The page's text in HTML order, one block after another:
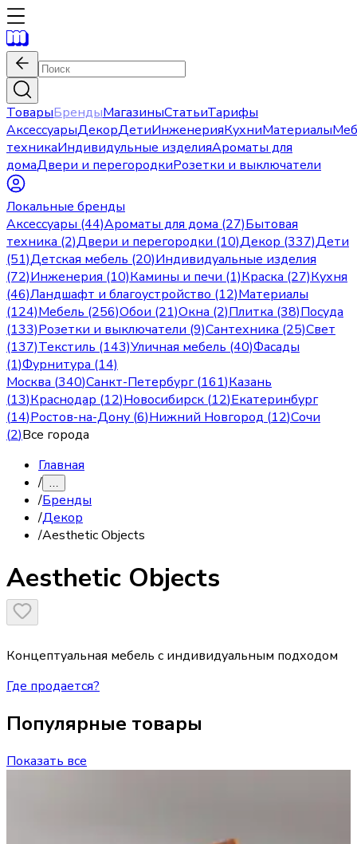
ТоварыБрендыМагазиныСтатьиТарифы
АксессуарыДекорДетиИнженерияКухниМатериалы
техникаИндивидульные изделияАроматы для
домаДвери и перегородкиРозетки и выключатели
Локальные бренды
Аксессуары (44)Ароматы для дома (27)Бытовая
техника (2)Двери и перегородки (10)Декор (337)Дети
(51)Детская мебель (20)Индивидуальные изделия
(72)Инженерия (10)Камины и печи (1)Краска (27)Кухня
(46)Ландшафт и благоустройство (12)Материалы
(124)Мебель (256)Обои (21)Окна (2)Плитка (38)Посуда
(133)Розетки и выключатели (9)Сантехника (25)Свет
(137)Текстиль (143)Уличная мебель (40)Фасады
(1)Фурнитура (14)
Москва (340)Санкт-Петербург(161)Казань
(13)Краснодар (12)Новосибирск (12)Екатеринбург
(14)Ростов-на-Дону (6)Нижний Новгород (12)Сочи
(2)Все города
Главная
/ …
/Бренды
/Декор
/Aesthetic Objects
Aesthetic Objects
Концептуальная мебель с индивидуальным подходом
Где продается?
Популярные товары
Показать все